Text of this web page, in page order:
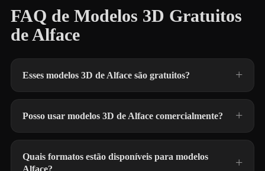
FAQ de Modelos 3D Gratuitos
de Alface
Esses modelos 3D de Alface são gratuitos?
Posso usar modelos 3D de Alface comercialmente?
Quais formatos estão disponíveis para modelos
Alface?